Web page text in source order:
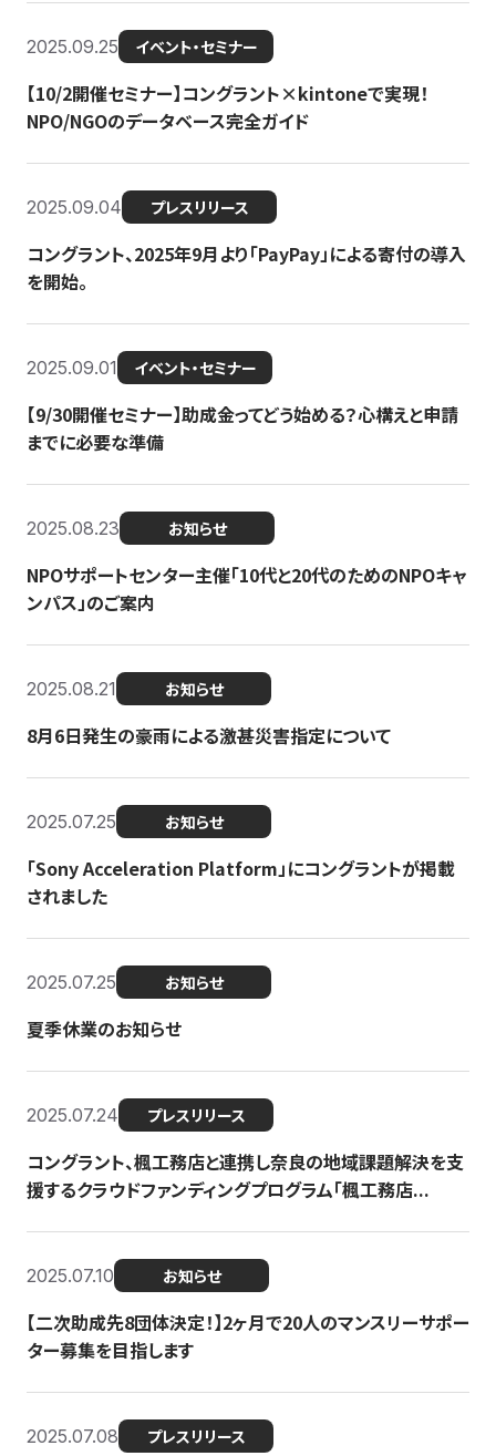
2025.09.25 イベント・セミナー
【10/2開催セミナー】コングラント×kintoneで実現！
NPO/NGOのデータベース完全ガイド
2025.09.04 プレスリリース
コングラント、2025年9月より「PayPay」による寄付の導入
を開始。
2025.09.01 イベント・セミナー
【9/30開催セミナー】助成金ってどう始める？心構えと申請
までに必要な準備
2025.08.23 お知らせ
NPOサポートセンター主催「10代と20代のためのNPOキャ
ンパス」のご案内
2025.08.21 お知らせ
8月6日発生の豪雨による激甚災害指定について
2025.07.25 お知らせ
「Sony Acceleration Platform」にコングラントが掲載
されました
2025.07.25 お知らせ
夏季休業のお知らせ
2025.07.24 プレスリリース
コングラント、楓工務店と連携し奈良の地域課題解決を支
援するクラウドファンディングプログラム「楓工務店...
2025.07.10 お知らせ
【二次助成先8団体決定！】2ヶ月で20人のマンスリーサポー
ター募集を目指します
2025.07.08 プレスリリース